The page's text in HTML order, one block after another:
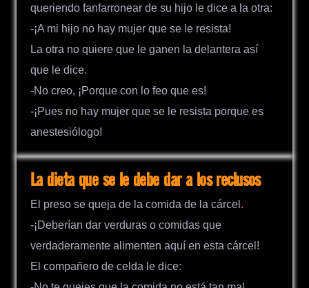
queriendo fanfarronear de su hijo le dice a la otra:
-¡A mi hijo no hay mujer que se le resista!
La otra no quiere que le ganen la delantera así
que le dice.
-No creo, ¡Porque con lo feo que es!
-¡Pues no hay mujer que se le resista porque es
anestesiólogo!
La dieta que se le debe dar a los reclusos
El preso se queja de la comida de la cárcel .
-¡Deberían dar verduras o comidas que
verdaderamente alimenten aquí en esta cárcel!
El compañero de celda le dice: